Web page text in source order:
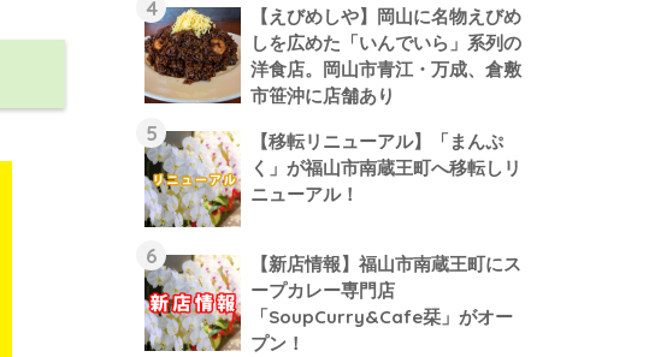
【えびめしや】岡山に名物えびめ
しを広めた「いんでいら」系列の
洋食店。岡山市青江・万成、倉敷
市笹沖に店舗あり
【移転リニューアル】「まんぷ
く」が福山市南蔵王町へ移転しリ
ニューアル！
【新店情報】福山市南蔵王町にス
ープカレー専門店
「SoupCurry&Cafe栞」がオー
プン！